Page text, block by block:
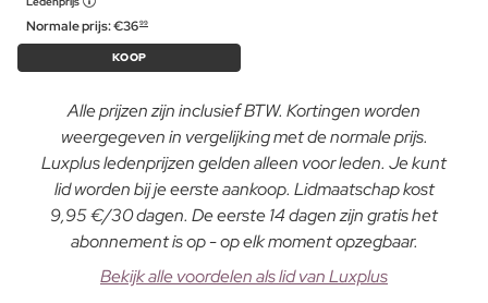
Normale prijs:€3699
KOOP
Alle prijzen zijn inclusief BTW. Kortingen worden
weergegeven in vergelijking met de normale prijs.
Luxplus ledenprijzen gelden alleen voor leden. Je kunt
lid worden bij je eerste aankoop. Lidmaatschap kost
9,95 €/30 dagen. De eerste 14 dagen zijn gratis het
abonnement is op - op elk moment opzegbaar.
Bekijk alle voordelen als lid van Luxplus